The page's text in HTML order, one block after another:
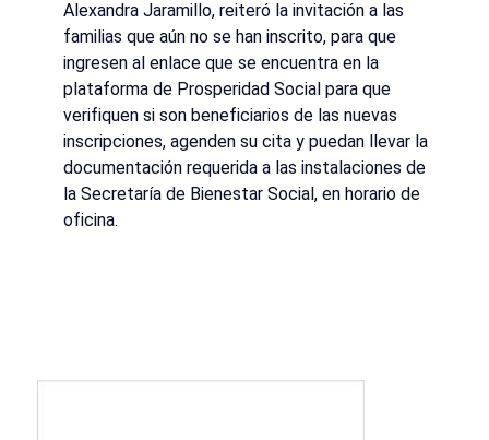
Alexandra Jaramillo, reiteró la invitación a las
familias que aún no se han inscrito, para que
ingresen al enlace que se encuentra en la
plataforma de Prosperidad Social para que
verifiquen si son beneficiarios de las nuevas
inscripciones, agenden su cita y puedan llevar la
documentación requerida a las instalaciones de
la Secretaría de Bienestar Social, en horario de
oficina.